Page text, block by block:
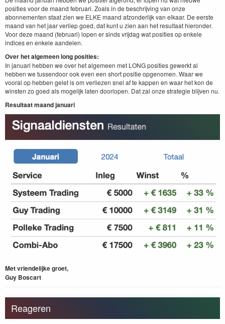
posities voor de maand februari. Zoals in de beschrijving van onze
abonnementen staat zien we ELKE maand afzonderlijk van elkaar. De eerste
maand van het jaar verliep goed, dat kunt u zien aan het resultaat hieronder.
Voor deze maand (februari) lopen er sinds vrijdag wat posities op enkele
indices en enkele aandelen.
Over het algemeen long posities:
In januari hebben we over het algemeen met LONG posities gewerkt al
hebben we tussendoor ook even een short positie opgenomen. Waar we
vooral op hebben gelet is om verliezen snel af te kappen en waar het kon de
winsten zo goed als mogelijk laten doorlopen. Dat zal onze strategie blijven nu.
Resultaat maand januari
Met vriendelijke groet,
Guy Boscart
Reageren